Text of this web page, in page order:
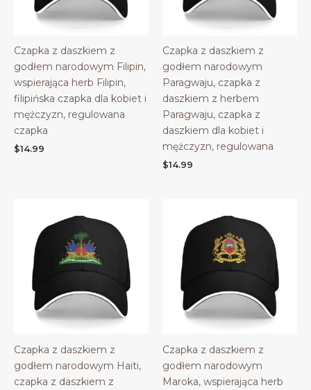
Czapka z daszkiem z
godłem narodowym Filipin,
wspierająca herb Filipin,
filipińska czapka dla kobiet i
mężczyzn, regulowana
czapka
$14.99
Czapka z daszkiem z
godłem narodowym
Paragwaju, czapka z
daszkiem z herbem
Paragwaju, czapka z
daszkiem dla kobiet i
mężczyzn, regulowana
$14.99
Czapka z daszkiem z
godłem narodowym Haiti,
czapka z daszkiem z
Czapka z daszkiem z
godłem narodowym
Maroka, wspierająca herb